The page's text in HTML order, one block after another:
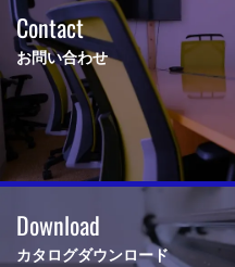
Contact
お問い合わせ
Download
カタログダウンロード